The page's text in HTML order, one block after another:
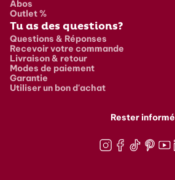
Abos
Outlet %
Tu as des questions?
Questions & Réponses
Recevoir votre commande
Livraison & retour
Modes de paiement
Garantie
Utiliser un bon d'achat
Rester informé